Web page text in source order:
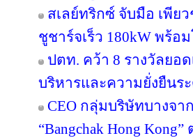
สเลย์ทริกซ์ จับมือ เพีย
ชูชาร์จเร็ว 180kW พร้อ
ปตท. คว้า 8 รางวัลยอ
บริหารและความยั่งยืนร
CEO กลุ่มบริษัทบางจ
“Bangchak Hong